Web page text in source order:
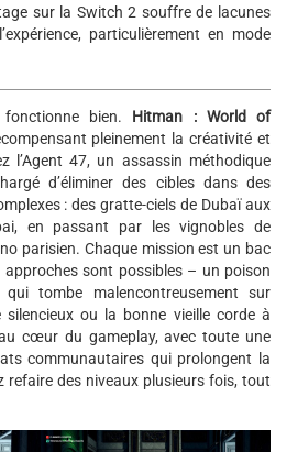
sur la Switch 2 souffre de lacunes
particulièrement en mode
bien. Hitman : World of
pleinement la créativité et
l’Agent 47, un assassin méthodique
d’éliminer des cibles dans des
: des gratte-ciels de Dubaï aux
en passant par les vignobles de
parisien. Chaque mission est un bac
sont possibles – un poison
tombe malencontreusement sur
ou la bonne vieille corde à
cœur du gameplay, avec toute une
communautaires qui prolongent la
refaire des niveaux plusieurs fois, tout